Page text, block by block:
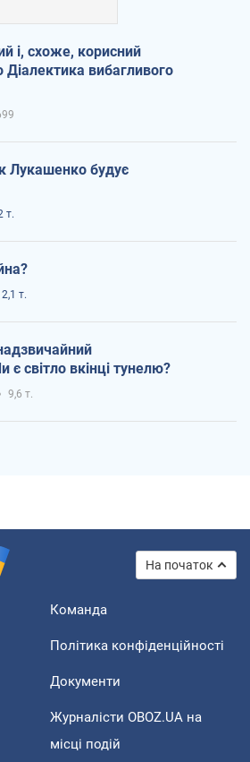
і, схоже, корисний
вибагливого
Лукашенко будує
т.
т.
є світло вкінці тунелю?
9,6 т.
На початок
Команда
Політика конфіденційності
Документи
Журналісти OBOZ.UA на
місці подій